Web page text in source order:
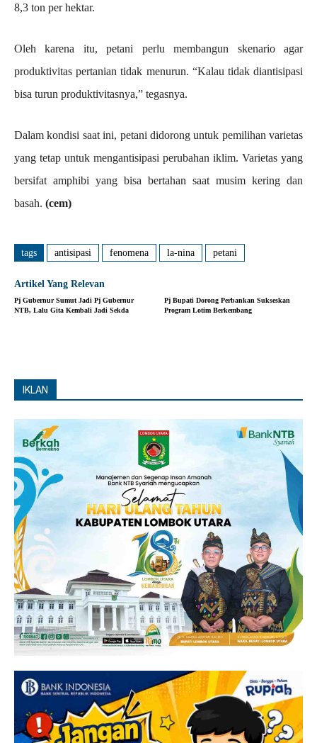
8,3 ton per hektar.
Oleh karena itu, petani perlu membangun skenario agar
produktivitas pertanian tidak menurun. “Kalau tidak diantisipasi
bisa turun produktivitasnya,” tegasnya.
Dalam kondisi saat ini, petani didorong untuk pemilihan varietas
yang tetap untuk mengantisipasi perubahan iklim. Varietas yang
bersifat amphibi yang bisa bertahan saat musim kering dan
basah. (cem)
tags antisipasi fenomena la-nina petani
Artikel Yang Relevan
Pj Gubernur Sumut Jadi Pj Gubernur
NTB, Lalu Gita Kembali Jadi Sekda
Pj Bupati Dorong Perbankan Sukseskan
Program Lotim Berkembang
IKLAN